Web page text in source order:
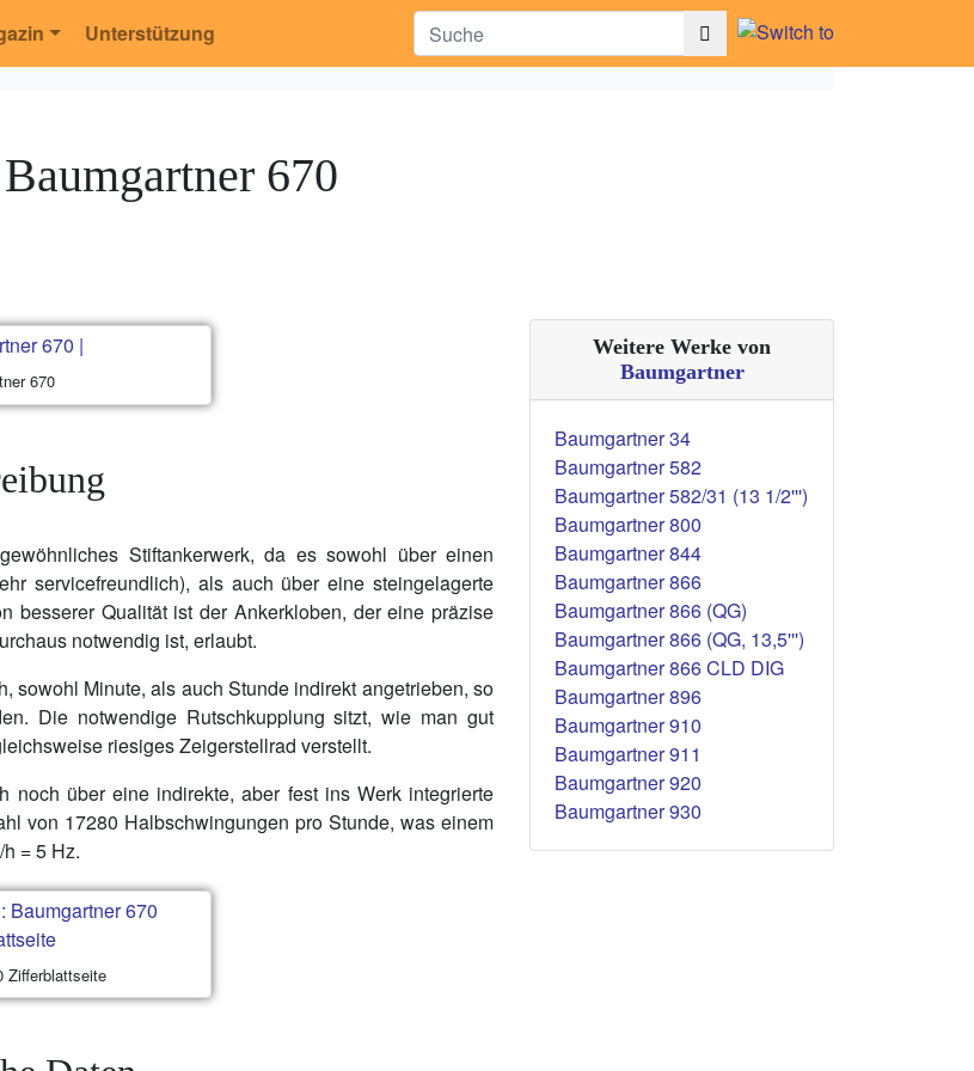
Unterstützung
Baumgartner 670
670
Stiftankerwerk, da es sowohl über einen
servicefreundlich), als auch über eine steingelagerte
besserer Qualität ist der Ankerkloben, der eine präzise
notwendig ist, erlaubt.
sowohl Minute, als auch Stunde indirekt angetrieben, so
Die notwendige Rutschkupplung sitzt, wie man gut
riesiges Zeigerstellrad verstellt.
über eine indirekte, aber fest ins Werk integrierte
von 17280 Halbschwingungen pro Stunde, was einem
= 5 Hz.
Zifferblattseite
Weitere Werke von
Baumgartner
Baumgartner 34
Baumgartner 582
Baumgartner 582/31 (13 1/2''')
Baumgartner 800
Baumgartner 844
Baumgartner 866
Baumgartner 866 (QG)
Baumgartner 866 (QG, 13,5''')
Baumgartner 866 CLD DIG
Baumgartner 896
Baumgartner 910
Baumgartner 911
Baumgartner 920
Baumgartner 930